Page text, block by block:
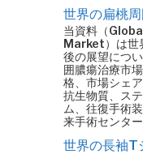
世界の扁桃
当資料（
Market）は世
後の展望につ
囲膿瘍治療市
格、市場シェ
抗生物質、ス
ム、往復手術
来手術センタ
世界の長袖